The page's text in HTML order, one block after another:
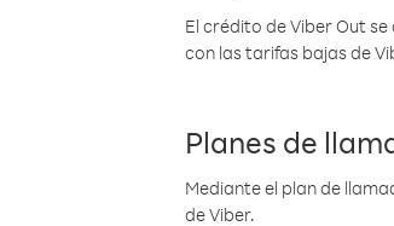
El crédito de Viber Out
con las tarifas bajas de
Planes de
Mediante el plan de
de Viber.